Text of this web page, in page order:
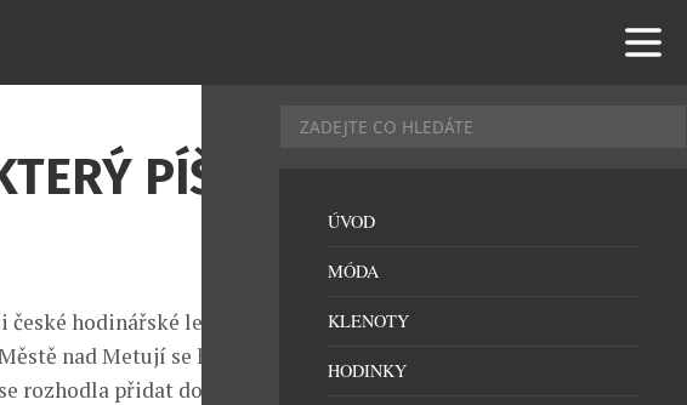
PÍŠE
hodinářské legendy.
nad Metují se historie
rozhodla přidat do
ÚVOD
MÓDA
KLENOTY
HODINKY